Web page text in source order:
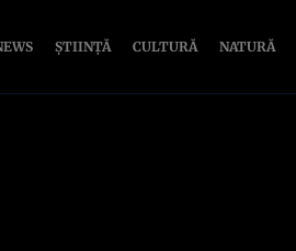
ȘTIINȚĂ CULTURĂ NATURĂ